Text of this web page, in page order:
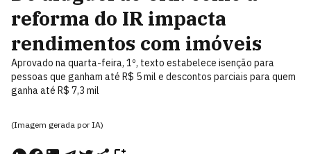
reforma do IR impacta
rendimentos com imóveis
Aprovado na quarta-feira, 1º, texto estabelece isenção para
pessoas que ganham até R$ 5 mil e descontos parciais para quem
ganha até R$ 7,3 mil
(Imagem gerada por IA)